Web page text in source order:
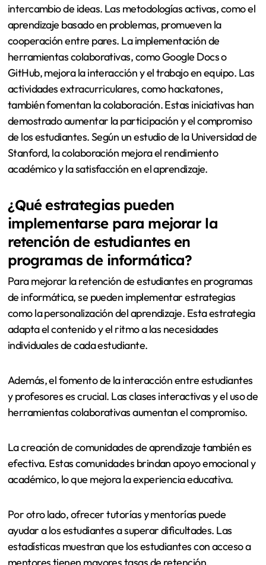
intercambio de ideas. Las metodologías activas, como el
aprendizaje basado en problemas, promueven la
cooperación entre pares. La implementación de
herramientas colaborativas, como Google Docs o
GitHub, mejora la interacción y el trabajo en equipo. Las
actividades extracurriculares, como hackatones,
también fomentan la colaboración. Estas iniciativas han
demostrado aumentar la participación y el compromiso
de los estudiantes. Según un estudio de la Universidad de
Stanford, la colaboración mejora el rendimiento
académico y la satisfacción en el aprendizaje.
¿Qué estrategias pueden
implementarse para mejorar la
retención de estudiantes en
programas de informática?
Para mejorar la retención de estudiantes en programas
de informática, se pueden implementar estrategias
como la personalización del aprendizaje. Esta estrategia
adapta el contenido y el ritmo a las necesidades
individuales de cada estudiante.
Además, el fomento de la interacción entre estudiantes
y profesores es crucial. Las clases interactivas y el uso de
herramientas colaborativas aumentan el compromiso.
La creación de comunidades de aprendizaje también es
efectiva. Estas comunidades brindan apoyo emocional y
académico, lo que mejora la experiencia educativa.
Por otro lado, ofrecer tutorías y mentorías puede
ayudar a los estudiantes a superar dificultades. Las
estadísticas muestran que los estudiantes con acceso a
mentores tienen mayores tasas de retención.